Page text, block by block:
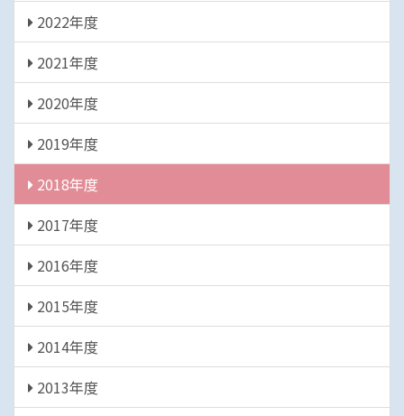
2022年度
2021年度
2020年度
2019年度
2018年度
2017年度
2016年度
2015年度
2014年度
2013年度